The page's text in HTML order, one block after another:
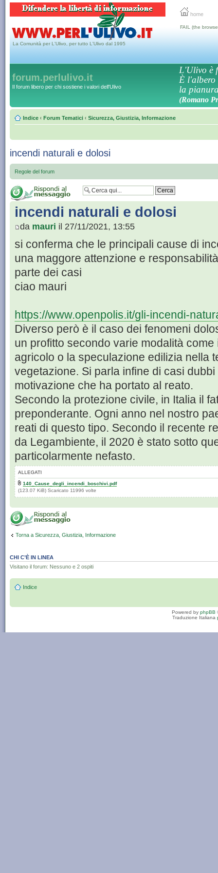
home
La Comunità per L'Ulivo, per tutto L'Ulivo dal 1995
FAIL (the
forum.perlulivo.it
Il forum libero per chi sostiene i valori dell'Ulivo
L'Ulivo è
È l'albero
la
(Romano
Indice ‹ Forum Tematici ‹ Sicurezza, Giustizia, Informazione
incendi naturali e dolosi
Regole del forum
incendi naturali e dolosi
da mauri il 27/11/2021, 13:55
si conferma che le principali cause di
una maggore attenzione e
parte dei casi
ciao mauri
https://www.openpolis.it/gli-incendi-
Diverso però è il caso dei fenomeni
un profitto secondo varie modalità
agricolo o la speculazione edilizia nella
vegetazione. Si parla infine di casi
motivazione che ha portato al reato.
Secondo la protezione civile, in Italia il
preponderante. Ogni anno nel nostro
reati di questo tipo. Secondo il recente
da Legambiente, il 2020 è stato sotto
particolarmente nefasto.
ALLEGATI
140_Cause_degli_incendi_boschivi.pdf
(123.07 KiB) Scaricato 11996 volte
Torna a Sicurezza, Giustizia, Informazione
CHI C’È IN LINEA
Visitano il forum: Nessuno e 2 ospiti
Indice
Powered by phpBB
Traduzione Italiana